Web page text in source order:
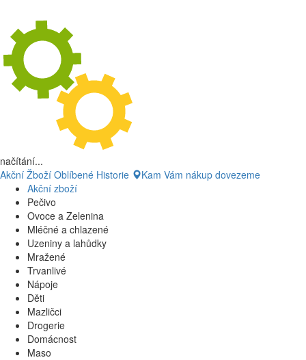
načítání...
Akční Žboží Oblíbené Historie
Kam Vám nákup dovezeme
Akční zboží
Pečivo
Ovoce a Zelenina
Mléčné a chlazené
Uzeniny a lahůdky
Mražené
Trvanlivé
Nápoje
Děti
Mazličci
Drogerie
Domácnost
Maso